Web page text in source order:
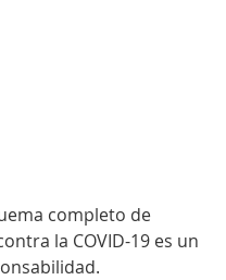
completo de
la COVID-19 es un